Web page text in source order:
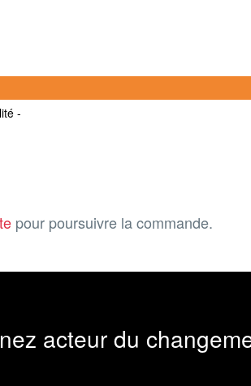
-
pour poursuivre la commande.
acteur du